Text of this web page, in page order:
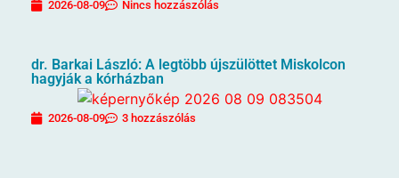
2026-08-09 Nincs hozzászólás
dr. Barkai László: A legtöbb újszülöttet Miskolcon
hagyják a kórházban
2026-08-09 3 hozzászólás